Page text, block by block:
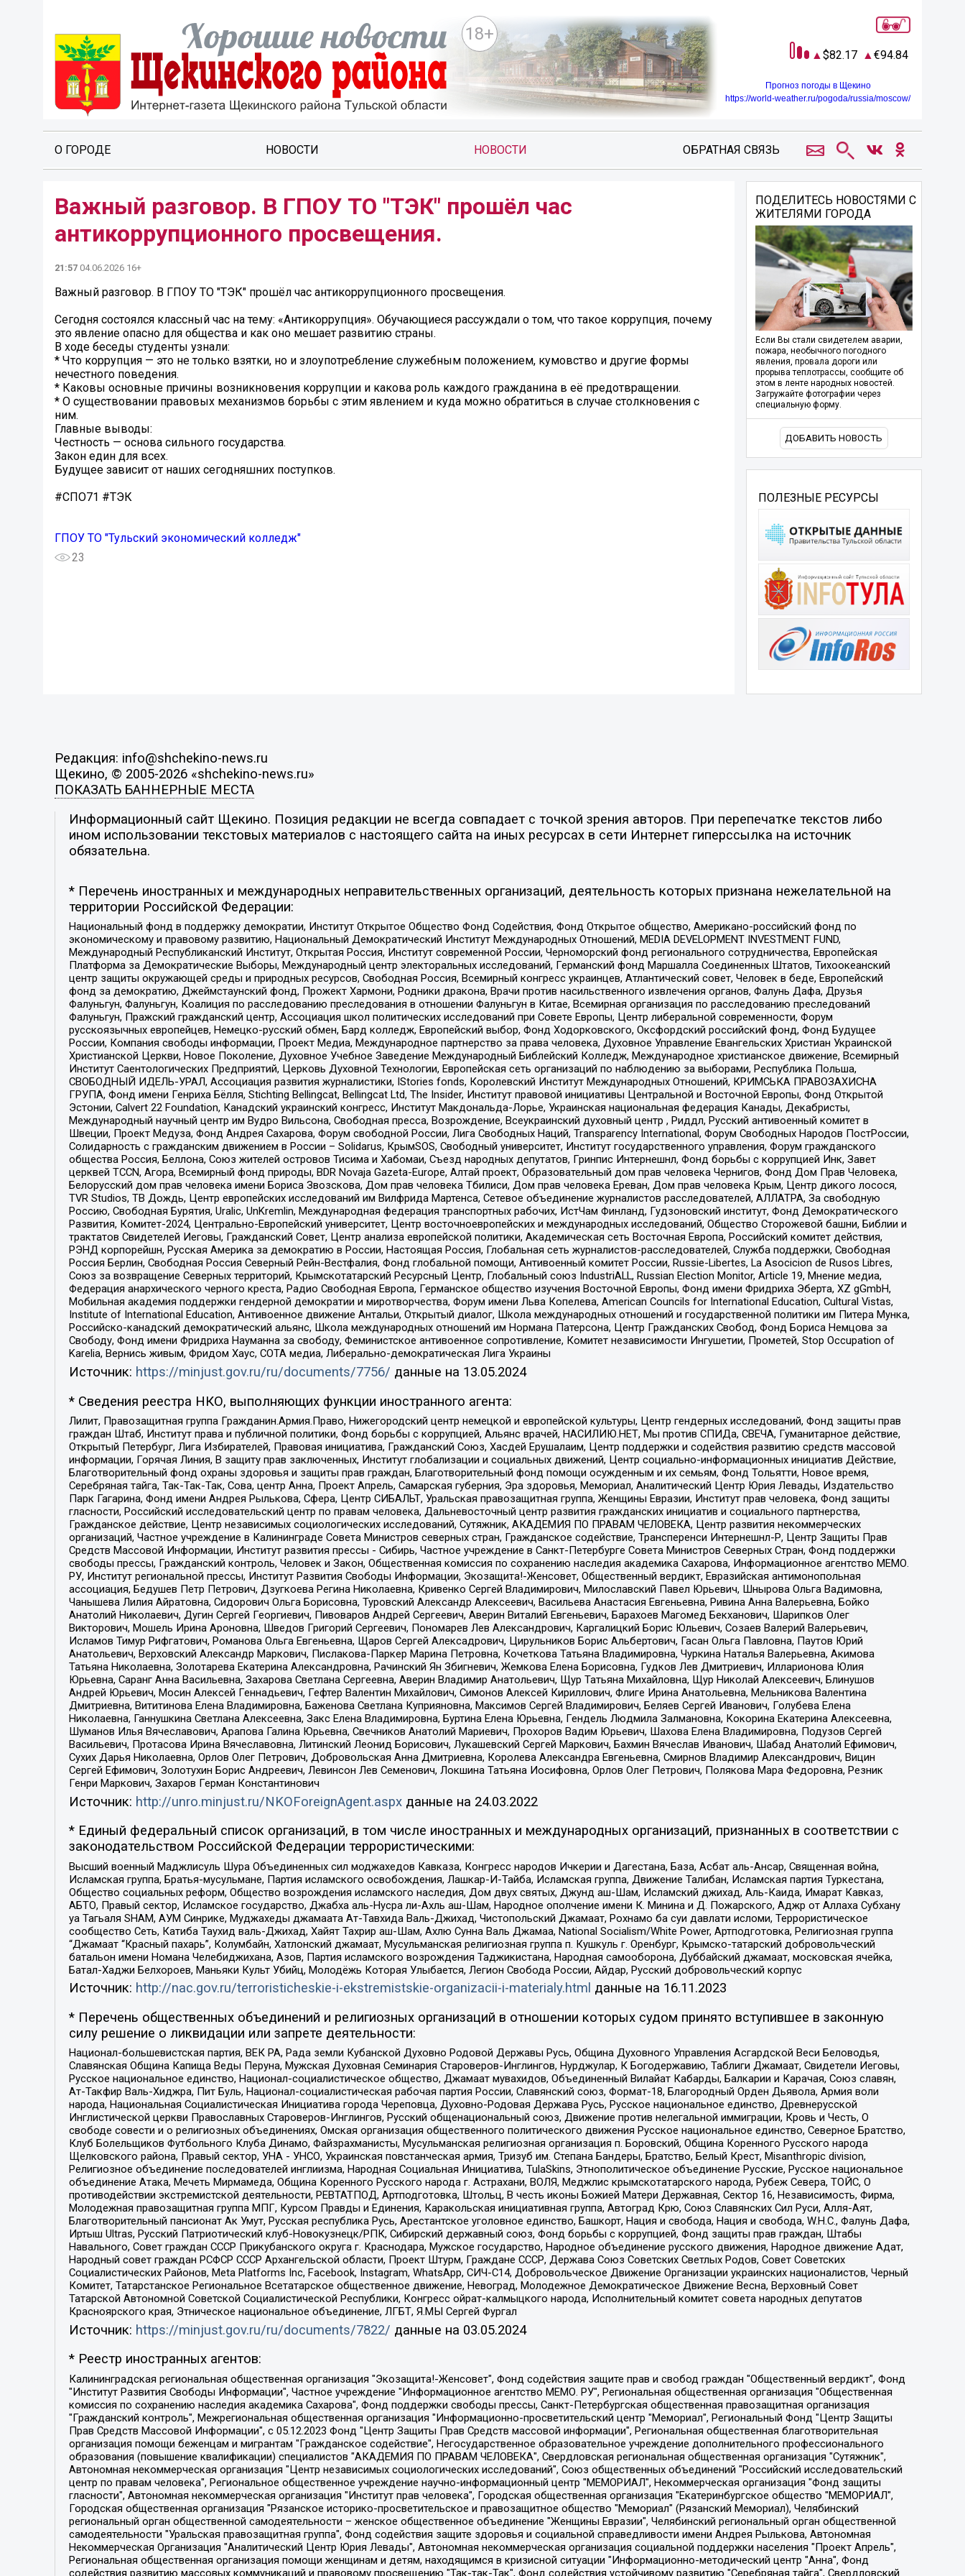
18+
82.17 94.84
Прогноз погоды в Щекино
https://world-weather.ru/pogoda/russia/moscow/
О ГОРОДЕ НОВОСТИ НОВОСТИ ОБРАТНАЯ СВЯЗЬ
Важный разговор. В ГПОУ ТО "ТЭК" прошёл час
антикоррупционного просвещения.
21:57 04.06.2026 16+
Важный разговор. В ГПОУ ТО "ТЭК" прошёл час антикоррупционного просвещения.
Сегодня состоялся классный час на тему: «Антикоррупция». Обучающиеся рассуждали о том, что такое коррупция, почему
это явление опасно для общества и как оно мешает развитию страны.
В ходе беседы студенты узнали:
* Что коррупция — это не только взятки, но и злоупотребление служебным положением, кумовство и другие формы
нечестного поведения.
* Каковы основные причины возникновения коррупции и какова роль каждого гражданина в её предотвращении.
* О существовании правовых механизмов борьбы с этим явлением и куда можно обратиться в случае столкновения с
ним.
Главные выводы:
Честность — основа сильного государства.
Закон един для всех.
Будущее зависит от наших сегодняшних поступков.
#СПО71 #ТЭК
ГПОУ ТО "Тульский экономический колледж"
23
ПОДЕЛИТЕСЬ НОВОСТЯМИ С
ЖИТЕЛЯМИ ГОРОДА
Если Вы стали свидетелем аварии,
пожара, необычного погодного
явления, провала дороги или
прорыва теплотрассы, сообщите об
этом в ленте народных новостей.
Загружайте фотографии через
специальную форму.
ДОБАВИТЬ НОВОСТЬ
ПОЛЕЗНЫЕ РЕСУРСЫ
Редакция: info@shchekino-news.ru
Щекино, © 2005-2026 «shchekino-news.ru»
ПОКАЗАТЬ БАННЕРНЫЕ МЕСТА
Информационный сайт Щекино. Позиция редакции не всегда совпадает с точкой зрения авторов. При перепечатке текстов либо
ином использовании текстовых материалов с настоящего сайта на иных ресурсах в сети Интернет гиперссылка на источник
обязательна.
* Перечень иностранных и международных неправительственных организаций, деятельность которых признана нежелательной на
территории Российской Федерации:
Национальный фонд в поддержку демократии, Институт Открытое Общество Фонд Содействия, Фонд Открытое общество, Американо-российский фонд по
экономическому и правовому развитию, Национальный Демократический Институт Международных Отношений, MEDIA DEVELOPMENT INVESTMENT FUND,
Международный Республиканский Институт, Открытая Россия, Институт современной России, Черноморский фонд регионального сотрудничества, Европейская
Платформа за Демократические Выборы, Международный центр электоральных исследований, Германский фонд Маршалла Соединенных Штатов, Тихоокеанский
центр защиты окружающей среды и природных ресурсов, Свободная Россия, Всемирный конгресс украинцев, Атлантический совет, Человек в беде, Европейский
фонд за демократию, Джеймстаунский фонд, Прожект Хармони, Родники дракона, Врачи против насильственного извлечения органов, Фалунь Дафа, Друзья
Фалуньгун, Фалуньгун, Коалиция по расследованию преследования в отношении Фалуньгун в Китае, Всемирная организация по расследованию преследований
Фалуньгун, Пражский гражданский центр, Ассоциация школ политических исследований при Совете Европы, Центр либеральной современности, Форум
русскоязычных европейцев, Немецко-русский обмен, Бард колледж, Европейский выбор, Фонд Ходорковского, Оксфордский российский фонд, Фонд Будущее
России, Компания свободы информации, Проект Медиа, Международное партнерство за права человека, Духовное Управление Евангельских Христиан Украинской
Христианской Церкви, Новое Поколение, Духовное Учебное Заведение Международный Библейский Колледж, Международное христианское движение, Всемирный
Институт Саентологических Предприятий, Церковь Духовной Технологии, Европейская сеть организаций по наблюдению за выборами, Республика Польша,
СВОБОДНЫЙ ИДЕЛЬ-УРАЛ, Ассоциация развития журналистики, IStories fonds, Королевский Институт Международных Отношений, КРИМСЬКА ПРАВОЗАХИСНА
ГРУПА, Фонд имени Генриха Бёлля, Stichting Bellingcat, Bellingcat Ltd, The Insider, Институт правовой инициативы Центральной и Восточной Европы, Фонд Открытой
Эстонии, Calvert 22 Foundation, Канадский украинский конгресс, Институт Макдональда-Лорье, Украинская национальная федерация Канады, Декабристы,
Международный научный центр им Вудро Вильсона, Свободная пресса, Возрождение, Всеукраинский духовный центр , Риддл, Русский антивоенный комитет в
Швеции, Проект Медуза, Фонд Андрея Сахарова, Форум свободной России, Лига Свободных Наций, Transparеncy International, Форум Свободных Народов ПостРоссии,
Солидарность с гражданским движением в России – Solidarus, КрымSOS, Свободный университет, Институт государственного управления, Форум гражданского
общества Россия, Беллона, Союз жителей островов Тисима и Хабомаи, Съезд народных депутатов, Гринпис Интернешнл, Фонд борьбы с коррупцией Инк, Завет
церквей TCCN, Агора, Всемирный фонд природы, BDR Novaja Gazeta-Europe, Алтай проект, Образовательный дом прав человека Чернигов, Фонд Дом Прав Человека,
Белорусский дом прав человека имени Бориса Звозскова, Дом прав человека Тбилиси, Дом прав человека Ереван, Дом прав человека Крым, Центр дикого лосося,
TVR Studios, ТВ Дождь, Центр европейских исследований им Вилфрида Мартенса, Сетевое объединение журналистов расследователей, АЛЛАТРА, За свободную
Россию, Свободная Бурятия, Uralic, UnKremlin, Международная федерация транспортных рабочих, ИстЧам Финланд, Гудзоновский институт, Фонд Демократического
Развития, Комитет-2024, Центрально-Европейский университет, Центр восточноевропейских и международных исследований, Общество Сторожевой башни, Библии и
трактатов Свидетелей Иеговы, Гражданский Совет, Центр анализа европейской политики, Академическая сеть Восточная Европа, Российский комитет действия,
РЭНД корпорейшн, Русская Америка за демократию в России, Настоящая Россия, Глобальная сеть журналистов-расследователей, Служба поддержки, Свободная
Россия Берлин, Свободная Россия Северный Рейн-Вестфалия, Фонд глобальной помощи, Антивоенный комитет России, Russie-Libertes, La Asocicion de Rusos Libres,
Союз за возвращение Северных территорий, Крымскотатарский Ресурсный Центр, Глобальный союз IndustriALL, Russian Election Monitor, Article 19, Мнение медиа,
Федерация анархического черного креста, Радио Свободная Европа, Германское общество изучения Восточной Европы, Фонд имени Фридриха Эберта, XZ gGmbH,
Мобильная академия поддержки гендерной демократии и миротворчества, Форум имени Льва Копелева, American Councils for International Education, Cultural Vistas,
Institute of International Education, Антивоенное движение Антальи, Открытый диалог, Школа международных отношений и государственной политики им Питера Мунка,
Российско-канадский демократический альянс, Школа международных отношений им Нормана Патерсона, Центр Гражданских Свобод, Фонд Бориса Немцова за
Свободу, Фонд имени Фридриха Науманна за свободу, Феминистское антивоенное сопротивление, Комитет независимости Ингушетии, Прометей, Stop Occupation of
Karelia, Вернись живым, Фридом Хаус, СОТА медиа, Либерально-демократическая Лига Украины
Источник: https://minjust.gov.ru/ru/documents/7756/ данные на 13.05.2024
* Сведения реестра НКО, выполняющих функции иностранного агента:
Лилит, Правозащитная группа Гражданин.Армия.Право, Нижегородский центр немецкой и европейской культуры, Центр гендерных исследований, Фонд защиты прав
граждан Штаб, Институт права и публичной политики, Фонд борьбы с коррупцией, Альянс врачей, НАСИЛИЮ.НЕТ, Мы против СПИДа, СВЕЧА, Гуманитарное действие,
Открытый Петербург, Лига Избирателей, Правовая инициатива, Гражданский Союз, Хасдей Ерушалаим, Центр поддержки и содействия развитию средств массовой
информации, Горячая Линия, В защиту прав заключенных, Институт глобализации и социальных движений, Центр социально-информационных инициатив Действие,
Благотворительный фонд охраны здоровья и защиты прав граждан, Благотворительный фонд помощи осужденным и их семьям, Фонд Тольятти, Новое время,
Серебряная тайга, Так-Так-Так, Сова, центр Анна, Проект Апрель, Самарская губерния, Эра здоровья, Мемориал, Аналитический Центр Юрия Левады, Издательство
Парк Гагарина, Фонд имени Андрея Рылькова, Сфера, Центр СИБАЛЬТ, Уральская правозащитная группа, Женщины Евразии, Институт прав человека, Фонд защиты
гласности, Российский исследовательский центр по правам человека, Дальневосточный центр развития гражданских инициатив и социального партнерства,
Гражданское действие, Центр независимых социологических исследований, Сутяжник, АКАДЕМИЯ ПО ПРАВАМ ЧЕЛОВЕКА, Центр развития некоммерческих
организаций, Частное учреждение в Калининграде Совета Министров северных стран, Гражданское содействие, Трансперенси Интернешнл-Р, Центр Защиты Прав
Средств Массовой Информации, Институт развития прессы - Сибирь, Частное учреждение в Санкт-Петербурге Совета Министров Северных Стран, Фонд поддержки
свободы прессы, Гражданский контроль, Человек и Закон, Общественная комиссия по сохранению наследия академика Сахарова, Информационное агентство МЕМО.
РУ, Институт региональной прессы, Институт Развития Свободы Информации, Экозащита!-Женсовет, Общественный вердикт, Евразийская антимонопольная
ассоциация, Бедушев Петр Петрович, Дзугкоева Регина Николаевна, Кривенко Сергей Владимирович, Милославский Павел Юрьевич, Шнырова Ольга Вадимовна,
Чанышева Лилия Айратовна, Сидорович Ольга Борисовна, Туровский Александр Алексеевич, Васильева Анастасия Евгеньевна, Ривина Анна Валерьевна, Бойко
Анатолий Николаевич, Дугин Сергей Георгиевич, Пивоваров Андрей Сергеевич, Аверин Виталий Евгеньевич, Барахоев Магомед Бекханович, Шарипков Олег
Викторович, Мошель Ирина Ароновна, Шведов Григорий Сергеевич, Пономарев Лев Александрович, Каргалицкий Борис Юльевич, Созаев Валерий Валерьевич,
Исламов Тимур Рифгатович, Романова Ольга Евгеньевна, Щаров Сергей Алексадрович, Цирульников Борис Альбертович, Гасан Ольга Павловна, Паутов Юрий
Анатольевич, Верховский Александр Маркович, Пислакова-Паркер Марина Петровна, Кочеткова Татьяна Владимировна, Чуркина Наталья Валерьевна, Акимова
Татьяна Николаевна, Золотарева Екатерина Александровна, Рачинский Ян Збигневич, Жемкова Елена Борисовна, Гудков Лев Дмитриевич, Илларионова Юлия
Юрьевна, Саранг Анна Васильевна, Захарова Светлана Сергеевна, Аверин Владимир Анатольевич, Щур Татьяна Михайловна, Щур Николай Алексеевич, Блинушов
Андрей Юрьевич, Мосин Алексей Геннадьевич, Гефтер Валентин Михайлович, Симонов Алексей Кириллович, Флиге Ирина Анатольевна, Мельникова Валентина
Дмитриевна, Вититинова Елена Владимировна, Баженова Светлана Куприяновна, Максимов Сергей Владимирович, Беляев Сергей Иванович, Голубева Елена
Николаевна, Ганнушкина Светлана Алексеевна, Закс Елена Владимировна, Буртина Елена Юрьевна, Гендель Людмила Залмановна, Кокорина Екатерина Алексеевна,
Шуманов Илья Вячеславович, Арапова Галина Юрьевна, Свечников Анатолий Мариевич, Прохоров Вадим Юрьевич, Шахова Елена Владимировна, Подузов Сергей
Васильевич, Протасова Ирина Вячеславовна, Литинский Леонид Борисович, Лукашевский Сергей Маркович, Бахмин Вячеслав Иванович, Шабад Анатолий Ефимович,
Сухих Дарья Николаевна, Орлов Олег Петрович, Добровольская Анна Дмитриевна, Королева Александра Евгеньевна, Смирнов Владимир Александрович, Вицин
Сергей Ефимович, Золотухин Борис Андреевич, Левинсон Лев Семенович, Локшина Татьяна Иосифовна, Орлов Олег Петрович, Полякова Мара Федоровна, Резник
Генри Маркович, Захаров Герман Константинович
Источник: http://unro.minjust.ru/NKOForeignAgent.aspxданные на 24.03.2022
* Единый федеральный список организаций, в том числе иностранных и международных организаций, признанных в соответствии с
законодательством Российской Федерации террористическими:
Высший военный Маджлисуль Шура Объединенных сил моджахедов Кавказа, Конгресс народов Ичкерии и Дагестана, База, Асбат аль-Ансар, Священная война,
Исламская группа, Братья-мусульмане, Партия исламского освобождения, Лашкар-И-Тайба, Исламская группа, Движение Талибан, Исламская партия Туркестана,
Общество социальных реформ, Общество возрождения исламского наследия, Дом двух святых, Джунд аш-Шам, Исламский джихад, Аль-Каида, Имарат Кавказ,
АБТО, Правый сектор, Исламское государство, Джабха аль-Нусра ли-Ахль аш-Шам, Народное ополчение имени К. Минина и Д. Пожарского, Аджр от Аллаха Субхану
уа Тагьаля SHAM, АУМ Синрике, Муджахеды джамаата Ат-Тавхида Валь-Джихад, Чистопольский Джамаат, Рохнамо ба суи давлати исломи, Террористическое
сообщество Сеть, Катиба Таухид валь-Джихад, Хайят Тахрир аш-Шам, Ахлю Сунна Валь Джамаа, National Socialism/White Power, Артподготовка, Религиозная группа
“Джамаат “Красный пахарь”, Колумбайн, Хатлонский джамаат, Мусульманская религиозная группа п. Кушкуль г. Оренбург, Крымско-татарский добровольческий
батальон имени Номана Челебиджихана, Азов, Партия исламского возрождения Таджикистана, Народная самооборона, Дуббайский джамаат, московская ячейка,
Батал-Хаджи Белхороев, Маньяки Культ Убийц, Молодёжь Которая Улыбается, Легион Свобода России, Айдар, Русский добровольческий корпус
Источник: http://nac.gov.ru/terroristicheskie-i-ekstremistskie-organizacii-i-materialy.html данные на 16.11.2023
* Перечень общественных объединений и религиозных организаций в отношении которых судом принято вступившее в законную
силу решение о ликвидации или запрете деятельности:
Национал-большевистская партия, ВЕК РА, Рада земли Кубанской Духовно Родовой Державы Русь, Община Духовного Управления Асгардской Веси Беловодья,
Славянская Община Капища Веды Перуна, Мужская Духовная Семинария Староверов-Инглингов, Нурджулар, К Богодержавию, Таблиги Джамаат, Свидетели Иеговы,
Русское национальное единство, Национал-социалистическое общество, Джамаат мувахидов, Объединенный Вилайат Кабарды, Балкарии и Карачая, Союз славян,
Ат-Такфир Валь-Хиджра, Пит Буль, Национал-социалистическая рабочая партия России, Славянский союз, Формат-18, Благородный Орден Дьявола, Армия воли
народа, Национальная Социалистическая Инициатива города Череповца, Духовно-Родовая Держава Русь, Русское национальное единство, Древнерусской
Инглистической церкви Православных Староверов-Инглингов, Русский общенациональный союз, Движение против нелегальной иммиграции, Кровь и Честь, О
свободе совести и о религиозных объединениях, Омская организация общественного политического движения Русское национальное единство, Северное Братство,
Клуб Болельщиков Футбольного Клуба Динамо, Файзрахманисты, Мусульманская религиозная организация п. Боровский, Община Коренного Русского народа
Щелковского района, Правый сектор, УНА - УНСО, Украинская повстанческая армия, Тризуб им. Степана Бандеры, Братство, Белый Крест, Misanthropic division,
Религиозное объединение последователей инглиизма, Народная Социальная Инициатива, TulaSkins, Этнополитическое объединение Русские, Русское национальное
объединение Атака, Мечеть Мирмамеда, Община Коренного Русского народа г. Астрахани, ВОЛЯ, Меджлис крымскотатарского народа, Рубеж Севера, ТОЙС, О
противодействии экстремистской деятельности, РЕВТАТПОД, Артподготовка, Штольц, В честь иконы Божией Матери Державная, Сектор 16, Независимость, Фирма,
Молодежная правозащитная группа МПГ, Курсом Правды и Единения, Каракольская инициативная группа, Автоград Крю, Союз Славянских Сил Руси, Алля-Аят,
Благотворительный пансионат Ак Умут, Русская республика Русь, Арестантское уголовное единство, Башкорт, Нация и свобода, Нация и свобода, W.H.С., Фалунь Дафа,
Иртыш Ultras, Русский Патриотический клуб-Новокузнецк/РПК, Сибирский державный союз, Фонд борьбы с коррупцией, Фонд защиты прав граждан, Штабы
Навального, Совет граждан СССР Прикубанского округа г. Краснодара, Мужское государство, Народное объединение русского движения, Народное движение Адат,
Народный совет граждан РСФСР СССР Архангельской области, Проект Штурм, Граждане СССР, Держава Союз Советских Светлых Родов, Совет Советских
Социалистических Районов, Meta Platforms Inc, Facebook, Instagram, WhatsApp, СИЧ-С14, Добровольческое Движение Организации украинских националистов, Черный
Комитет, Татарстанское Региональное Всетатарское общественное движение, Невоград, Молодежное Демократическое Движение Весна, Верховный Совет
Татарской Автономной Советской Социалистической Республики, Конгресс ойрат-калмыцкого народа, Исполнительный комитет совета народных депутатов
Красноярского края, Этническое национальное объединение, ЛГБТ, Я.МЫ Сергей Фургал
Источник: https://minjust.gov.ru/ru/documents/7822/ данные на 03.05.2024
* Реестр иностранных агентов:
Калининградская региональная общественная организация "Экозащита!-Женсовет", Фонд содействия защите прав и свобод граждан "Общественный вердикт", Фонд "Институт Развития Свободы Информации", Частное учреждение "Информационное агентство МЕМО. РУ", Региональная общественная организация "Общественная комиссия по сохранению наследия академика Сахарова", Фонд поддержки свободы прессы, Санкт-Петербургская общественная правозащитная организация "Гражданский контроль", Межрегиональная общественная организация "Информационно-просветительский центр "Мемориал", Региональный Фонд "Центр Защиты Прав Средств Массовой Информации", с 05.12.2023 Фонд "Центр Защиты Прав Средств массовой информации", Региональная общественная благотворительная организация помощи беженцам и мигрантам "Гражданское содействие", Негосударственное образовательное учреждение дополнительного профессионального образования (повышение квалификации) специалистов "АКАДЕМИЯ ПО ПРАВАМ ЧЕЛОВЕКА", Свердловская региональная общественная организация "Сутяжник", Автономная некоммерческая организация "Центр независимых социологических исследований", Союз общественных объединений "Российский исследовательский центр по правам человека", Региональное общественное учреждение научно-информационный центр "МЕМОРИАЛ", Некоммерческая организация "Фонд защиты гласности", Автономная некоммерческая организация "Институт прав человека", Городская общественная организация "Екатеринбургское общество "МЕМОРИАЛ", Городская общественная организация "Рязанское историко-просветительское и правозащитное общество "Мемориал" (Рязанский Мемориал), Челябинский региональный орган общественной самодеятельности – женское общественное объединение "Женщины Евразии", Челябинский региональный орган общественной самодеятельности "Уральская правозащитная группа", Фонд содействия защите здоровья и социальной справедливости имени Андрея Рылькова, Автономная Некоммерческая Организация "Аналитический Центр Юрия Левады", Автономная некоммерческая организация социальной поддержки населения "Проект Апрель", Региональная общественная организация помощи женщинам и детям, находящимся в кризисной ситуации "Информационно-методический центр "Анна", Фонд содействия развитию массовых коммуникаций и правовому просвещению "Так-так-Так", Фонд содействия устойчивому развитию "Серебряная тайга", Свердловский региональный общественный фонд социальных проектов "Новое время", "Idel.Реалии", Кавказ.Реалии, Крым.Реалии, Телеканал Настоящее Время, Татаро-башкирская служба Радио Свобода (Azatliq Radiosi), Радио Свободная Европа/Радио Свобода (PCE/PC), "Сибирь.Реалии", "Фактограф", Благотворительный фонд помощи осужденным и их семьям, Автономная некоммерческая организация "Институт глобализации и социальных движений", Фонд "В защиту прав заключенных", Частное учреждение "Центр поддержки и содействия развитию средств массовой информации", Пензенский региональный общественный благотворительный фонд "Гражданский союз", "Север.Реалии", Некоммерческая организация Фонд "Правовая инициатива", Общество с ограниченной ответственностью "Радио Свободная Европа/Радио Свобода", Чешское информационное агентство "MEDIUM-ORIENT", Красноярская региональная общественная организация "Мы против СПИДа", Камалягин Денис Николаевич, Маркелов Сергей Евгеньевич, Пономарев Лев Александрович, Савицкая Людмила Алексеевна, Автономная некоммерческая организация "Центр по работе с проблемой насилия "НАСИЛИЮ.НЕТ", Межрегиональный профессиональный союз работников здравоохранения "Альянс врачей", Юридическое лицо, зарегистрированное в Латвийской Республике, SIA "Medusa Project" (регистрационный номер 40103797863, дата регистрации 10.06.2014), Некоммерческая организация "Фонд по борьбе с коррупцией", Автономная некоммерческая организация "Институт права и публичной политики", Баданин Роман Сергеевич, Гликин Максим Александрович, Железнова Мария Михайловна, Лукьянова Юлия Сергеевна, Маетная Елизавета Витальевна, Маняхин Петр Борисович, Чуракова Ольга Владимировна, Ярош Юлия Петровна, Юридическое лицо "The Insider SIA", зарегистрированное в Риге, Латвийская Республика (дата регистрации 26.06.2015), являющееся администратором доменного имени интернет-издания "The Insider SIA", https://theins.ru, Постернак Алексей Евгеньевич, Рубин Михаил Аркадьевич, Анин Роман Александрович, Юридическое лицо Istories fonds, зарегистрированное в Латвийской Республике (регистрационный номер 50008295751, дата регистрации 24.02.2020), Великовский Дмитрий Александрович, Долинина Ирина Николаевна, Мароховская Алеся Алексеевна, Шлейнов Роман Юрьевич, Шмагун Олеся Валентиновна, Общество с ограниченной ответственностью "Альтаир 2021", Общество с ограниченной ответственностью "Вега 2021", Общество с ограниченной ответственностью "Главный редактор 2021", Общество с ограниченной ответственностью "Ромашки монолит", Важенков Артем Валерьевич, Ивановская областная общественная организация "Центр гендерных исследований", Гурман Юрий Альбертович, Медиапроект "ОВД-Инфо", Егоров Владимир Владимирович, Жилинский Владимир Александрович, Общество с ограниченной ответственностью "ЗП", Иванова София Юрьевна, Карезина Инна Павловна, Кильтау Екатерина Викторовна, Петров Алексей Викторович, Пискунов Сергей Евгеньевич, Смирнов Сергей Сергеевич, Тихонов Михаил Сергеевич, Общество с ограниченной ответственностью "ЖУРНАЛИСТ-ИНОСТРАННЫЙ АГЕНТ", Арапова Галина Юрьевна, Вольтская Татьяна Анатольевна, Американская компания "Mason G.E.S. Anonymous Foundation" (США), являющаяся владельцем интернет-издания https://mnews.world/, Компания "Stichting Bellingcat", зарегистрированная в Нидерландах (дата регистрации 11.07.2018), Захаров Андрей Вячеславович, Клепиковская Екатерина Дмитриевна, Общество с ограниченной ответственностью "МЕМО", Перл Роман Александрович, Симонов Евгений Алексеевич, Соловьева Елена Анатольевна, Сотников Даниил Владимирович, Сурначева Елизавета Дмитриевна, Автономная некоммерческая организация по защите прав человека и информированию населения "Якутия – Наше Мнение", Общество с ограниченной ответственностью "Москоу диджитал медиа", с 26.01.2023 Общество с ограниченной ответственностью "Чайка Белые сады", Ветошкина Валерия Валерьевна, Заговора Максим Александрович, Межрегиональное общественное движение "Российская ЛГБТ - сеть", Оленичев Максим Владимирович, Павлов Иван Юрьевич, Скворцова Елена Сергеевна, Общество с ограниченной ответственностью "Как бы инагент", Кочетков Игорь Викторович, Общество с ограниченной ответственностью "Честные выборы", Еланчик Олег Александрович, Общество с ограниченной ответственностью "Нобелевский призыв", Гималова Регина Эмилевна, Григорьев Андрей Валерьевич, Григорьева Алина Александровна, Ассоциация по содействию защите прав призывников, альтернативнослужащих и военнослужащих "Правозащитная группа "Гражданин.Армия.Право", Хисамова Регина Фаритовна, Автономная некоммерческая организация по реализации социально-правовых программ "Лилит", Дальневосточное общественное движение "Маяк", Санкт-Петербургская ЛГБТ-инициативная группа "Выход", Инициативная группа ЛГБТ+ "Реверс", Алексеев Андрей Викторович, Бекбулатова Таисия Львовна, Беляев Иван Михайлович, Владыкина Елена Сергеевна, Гельман Марат Александрович, Никульшина Вероника Юрьевна, Толоконникова Надежда Андреевна, Шендерович Виктор Анатольевич, Общество с ограниченной ответственностью "Данное сообщение", Общество с ограниченной ответственностью Издательский дом "Новая глава", Айнбиндер Александра Александровна, Московский комьюнити-центр для ЛГБТ+инициатив, Благотворительный фонд развития филантропии, Deutsche Welle (Германия, Kurt-Schumacher-Strasse 3, 53113 Bonn), Борзунова Мария Михайловна, Воробьев Виктор Викторович, Голубева Анна Львовна, Константинова Алла Михайловна, Малкова Ирина Владимировна, Мурадов Мурад Абдулгалимович, Осетинская Елизавета Николаевна, Понасенков Евгений Николаевич, Ганапольский Матвей Юрьевич, Киселев Евгений Алексеевич, Борухович Ирина Григорьевна, Дремин Иван Тимофеевич, Дубровский Дмитрий Викторович, Красноярская региональная общественная организация поддержки и развития альтернативных образовательных технологий и межкультурных коммуникаций "ИНТЕРРА", Маяковская Екатерина Алексеевна, Фейгин Марк Захарович, Филимонов Андрей Викторович, Дзугкоева Регина Николаевна, Доброхотов Роман Александрович, Дудь Юрий Александрович, Елкин Сергей Владимирович, Кругликов Кирилл Игоревич, Сабунаева Мария Леонидовна, Семенов Алексей Владимирович, Шаинян Карен Багратович, Шульман Екатерина Михайловна, Асафьев Артур Валерьевич, Вахштайн Виктор Семенович, Венедиктов Алексей Алексеевич, Лушникова Екатерина Евгеньевна, Волков Леонид Михайлович, Невзоров Александр Глебович, Пархоменко Сергей Борисович, Сироткин Ярослав Николаевич, Кара-Мурза Владимир Владимирович, Баранова Наталья Владимировна, Гозман Леонид Яковлевич, Кагарлицкий Борис Юльевич, Климарев Михаил Валерьевич, Милов Владимир Станиславович, Автономная некоммерческая организация Краснодарский центр современного искусства "Типография", Моргенштерн Алишер Тагирович, Соболь Любовь Эдуардовна, Общество с ограниченной ответственностью "ЛИЗА НОРМ", Каспаров Гарри Кимович, Ходорковский Михаил Борисович, Общество с ограниченной ответственностью "Апрельские тезисы", Данилович Ирина Брониславовна, Кашин Олег Владимирович, Петров Николай Владимирович, Пивоваров Алексей Владимирович, Соколов Михаил Владимирович, Цветкова Юлия Владимировна, Чичваркин Евгений Александрович, Комитет против пыток/Команда против пыток, Общество с ограниченной ответственностью "Первый научный", Общество с ограниченной ответственностью "Вертолет и ко", Белоцерковская Вероника Борисовна, Кац Максим Евгеньевич, Лазарева Татьяна Юрьевна, Шаведдинов Руслан Табризович, Яшин Илья Валерьевич, Общество с ограниченной ответственностью "Иноагент ААВ", Алешковский Дмитрий Петрович, Альбац Евгения Марковна, Быков Дмитрий Львович, Галямина Юлия Евгеньевна, Лойко Сергей Леонидович, Мартынов Кирилл Константинович, Медведев Сергей Александрович, Крашенинников Федор Геннадиевич, Гордеева Катерина Вл